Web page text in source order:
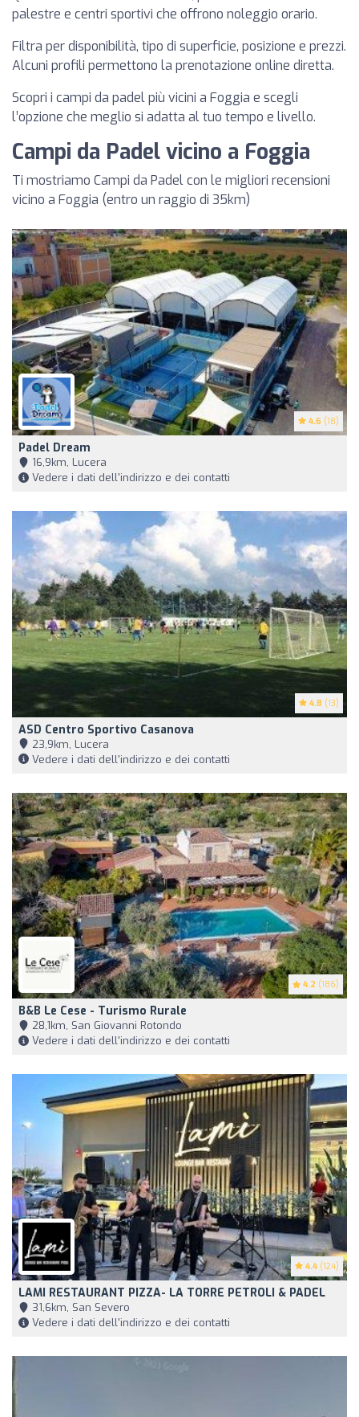
palestre e centri sportivi che offrono noleggio orario.
Filtra per disponibilità, tipo di superficie, posizione e prezzi.
Alcuni profili permettono la prenotazione online diretta.
Scopri i campi da padel più vicini a Foggia e scegli
l’opzione che meglio si adatta al tuo tempo e livello.
Campi da Padel vicino a Foggia
Ti mostriamo Campi da Padel con le migliori recensioni
vicino a Foggia (entro un raggio di 35km)
4.6 (18)
Padel Dream
16,9km, Lucera
Vedere i dati dell'indirizzo e dei contatti
4.8 (13)
ASD Centro Sportivo Casanova
23,9km, Lucera
Vedere i dati dell'indirizzo e dei contatti
4.2 (186)
B&B Le Cese - Turismo Rurale
28,1km, San Giovanni Rotondo
Vedere i dati dell'indirizzo e dei contatti
4.4 (124)
LAMI RESTAURANT PIZZA- LA TORRE PETROLI & PADEL
31,6km, San Severo
Vedere i dati dell'indirizzo e dei contatti